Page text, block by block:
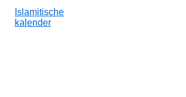
Islamitische
kalender